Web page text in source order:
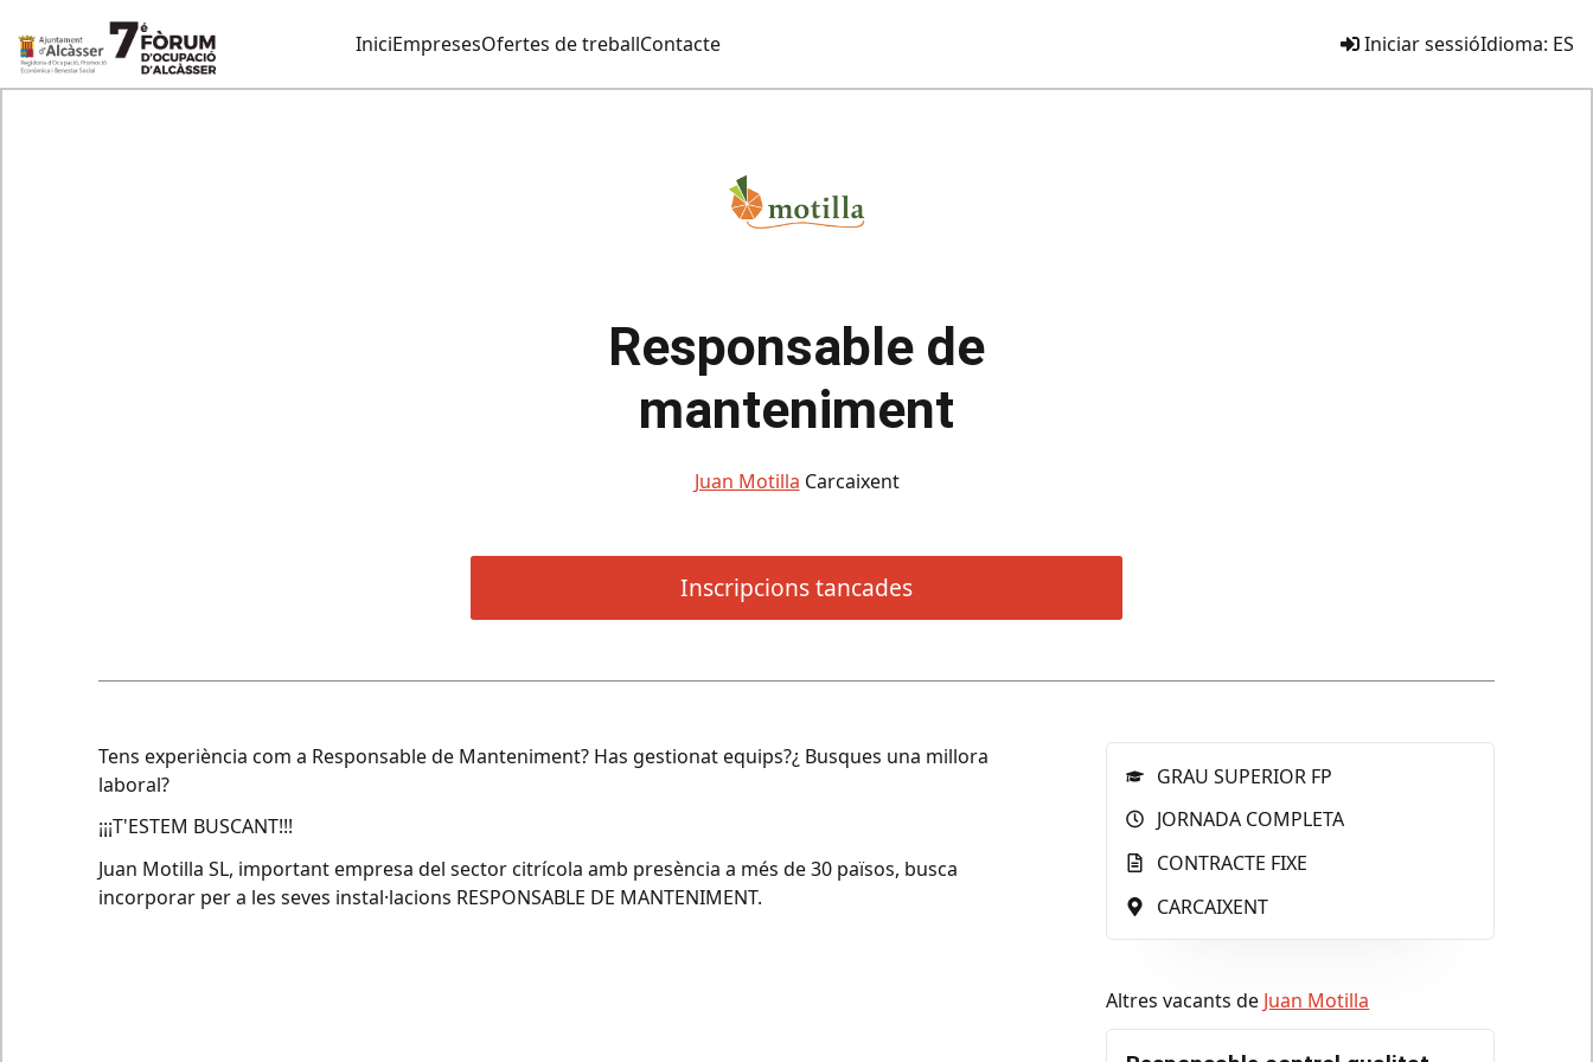
IniciEmpresesOfertes de treballContacte Iniciar sessióIdioma: ES
Responsable de
manteniment
Juan Motilla Carcaixent
Inscripcions tancades
Tens experiència com a Responsable de Manteniment? Has gestionat equips?¿ Busques una millora
laboral?
¡¡¡T'ESTEM BUSCANT!!!
Juan Motilla SL, important empresa del sector citrícola amb presència a més de 30 països, busca
incorporar per a les seves instal·lacions RESPONSABLE DE MANTENIMENT.
GRAU SUPERIOR FP
JORNADA COMPLETA
CONTRACTE FIXE
CARCAIXENT
Altres vacants de Juan Motilla